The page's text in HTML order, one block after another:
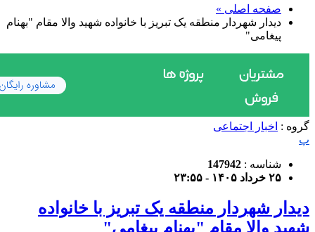
صفحه اصلی »
️دیدار شهردار منطقه یک تبریز با خانواده شهید والا مقام "بهنام
پیغامی"
گروه : اخبار اجتماعی
پ
شناسه : 147942
۲۵ خرداد ۱۴۰۵ - ۲۳:۵۵
️دیدار شهردار منطقه یک تبریز با خانواده
شهید والا مقام "بهنام پیغامی"